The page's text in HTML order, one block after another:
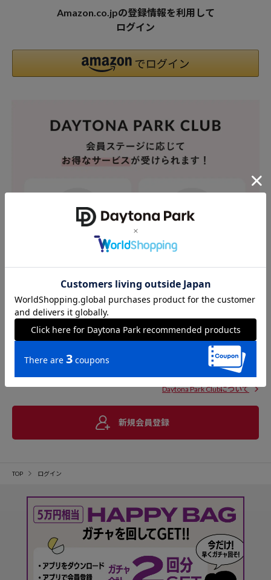
Amazon.co.jpの登録情報を利用して
ログイン
Daytona Park Clubについて
新規会員登録
TOP ログイン